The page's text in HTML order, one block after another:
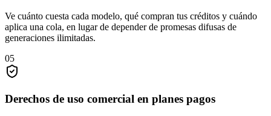
Ve cuánto cuesta cada modelo, qué compran tus créditos y cuándo
aplica una cola, en lugar de depender de promesas difusas de
generaciones ilimitadas.
05
Derechos de uso comercial en planes pagos